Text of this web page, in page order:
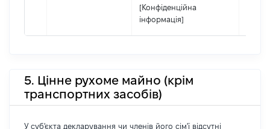
[Конфіденційна
інформація]
5. Цінне рухоме майно (крім
транспортних засобів)
У суб'єкта декларування чи членів його сім'ї відсутні